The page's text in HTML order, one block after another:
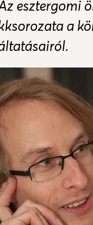
esztergomi
a